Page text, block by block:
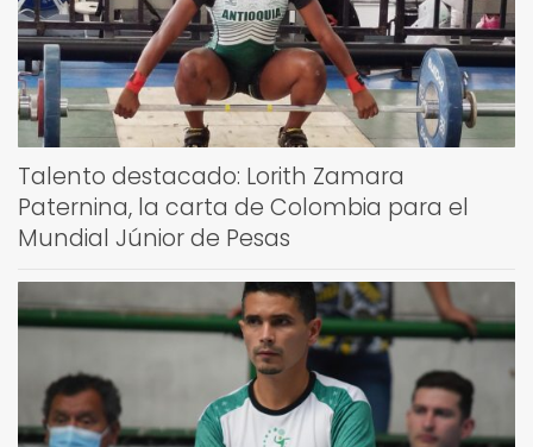
Talento destacado: Lorith Zamara
Paternina, la carta de Colombia para el
Mundial Júnior de Pesas